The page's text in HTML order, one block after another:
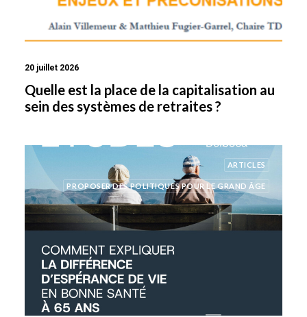
20 juillet 2026
Quelle est la place de la capitalisation au
sein des systèmes de retraites ?
ARTICLES
PROPOSER DES POLITIQUES POUR LE GRAND ÂGE